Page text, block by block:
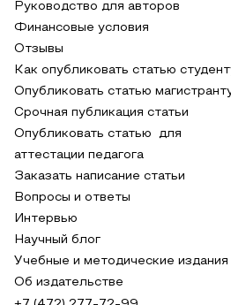
Руководство для авторов
Финансовые условия
Отзывы
Как опубликовать статью
Опубликовать статью
Срочная публикация статьи
Опубликовать статью для
аттестации педагога
Заказать написание статьи
Вопросы и ответы
Интервью
Научный блог
Учебные и методические издания
Об издательстве